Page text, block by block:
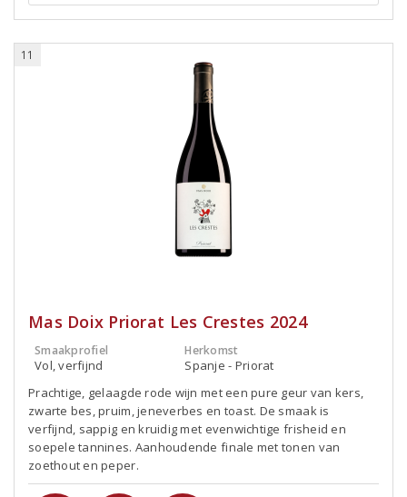
11
Mas Doix Priorat Les Crestes 2024
Smaakprofiel
Vol, verfijnd
Herkomst
Spanje - Priorat
Prachtige, gelaagde rode wijn met een pure geur van kers,
zwarte bes, pruim, jeneverbes en toast. De smaak is
verfijnd, sappig en kruidig met evenwichtige frisheid en
soepele tannines. Aanhoudende finale met tonen van
zoethout en peper.